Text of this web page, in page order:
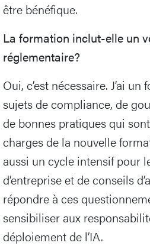
être bénéfique.
La formation inclut-elle un
réglementaire?
Oui, c’est nécessaire. J’ai
sujets de compliance, de
de bonnes pratiques qui
charges de la nouvelle
aussi un cycle intensif pour
d’entreprise et de conseils
répondre à ces
sensibiliser aux
déploiement de l’IA.